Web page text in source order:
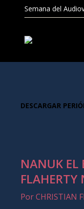
Semana del
DESCARGAR
NANUK EL
FLAHERTY
Por CHRISTIAN